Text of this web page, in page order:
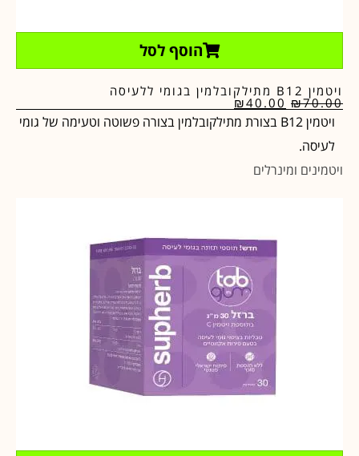
הוסף לסל
ויטמין B12 מתילקובלמין בגומי ללעיסה
₪70.00
₪40.00
ויטמין B12 בצורת מתילקובלמין בצורה פשוטה וטעימה של גומי
לעיסה.
ויטמינים ומינרלים